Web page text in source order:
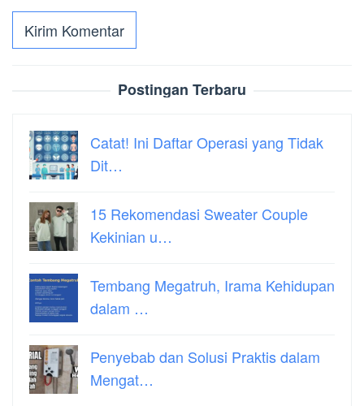
Postingan Terbaru
Catat! Ini Daftar Operasi yang Tidak
Dit…
15 Rekomendasi Sweater Couple
Kekinian u…
Tembang Megatruh, Irama Kehidupan
dalam …
Penyebab dan Solusi Praktis dalam
Mengat…